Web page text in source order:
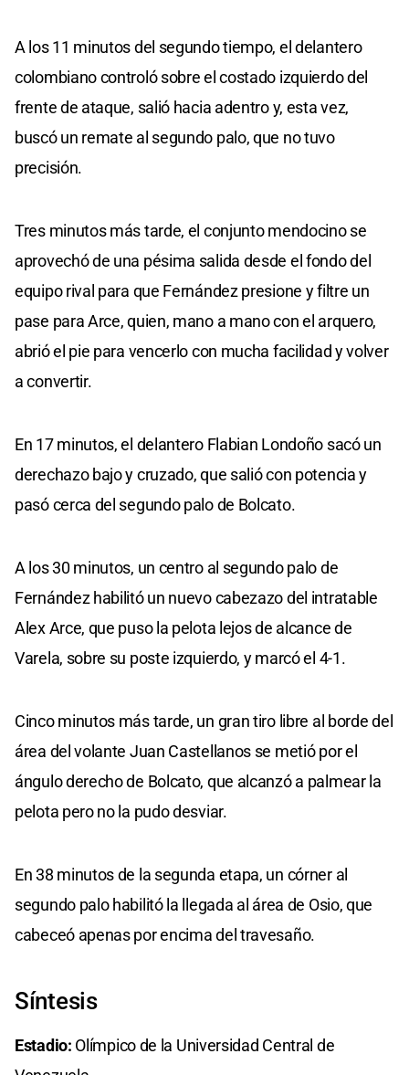
A los 11 minutos del segundo tiempo, el delantero
colombiano controló sobre el costado izquierdo del
frente de ataque, salió hacia adentro y, esta vez,
buscó un remate al segundo palo, que no tuvo
precisión.
Tres minutos más tarde, el conjunto mendocino se
aprovechó de una pésima salida desde el fondo del
equipo rival para que Fernández presione y filtre un
pase para Arce, quien, mano a mano con el arquero,
abrió el pie para vencerlo con mucha facilidad y volver
a convertir.
En 17 minutos, el delantero Flabian Londoño sacó un
derechazo bajo y cruzado, que salió con potencia y
pasó cerca del segundo palo de Bolcato.
A los 30 minutos, un centro al segundo palo de
Fernández habilitó un nuevo cabezazo del intratable
Alex Arce, que puso la pelota lejos de alcance de
Varela, sobre su poste izquierdo, y marcó el 4-1.
Cinco minutos más tarde, un gran tiro libre al borde del
área del volante Juan Castellanos se metió por el
ángulo derecho de Bolcato, que alcanzó a palmear la
pelota pero no la pudo desviar.
En 38 minutos de la segunda etapa, un córner al
segundo palo habilitó la llegada al área de Osio, que
cabeceó apenas por encima del travesaño.
Síntesis
Estadio: Olímpico de la Universidad Central de